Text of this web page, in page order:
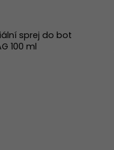
sprej do bot
100 ml